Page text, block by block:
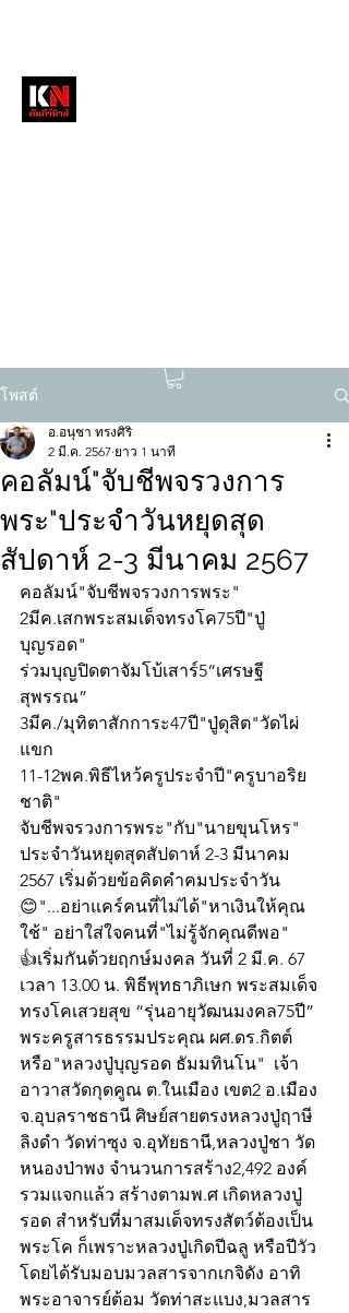
โพสต์
คอลัมน์"จับชีพจรวงการ
พระ"ประจำวันหยุดสุด
สัปดาห์ 2-3 มีนาคม 2567
อ.อนุชา ทรงศิริ
2 มี.ค. 2567 ยาว 1 นาที
คอลัมน์"จับชีพจรวงการพระ"
2มีค.เสกพระสมเด็จทรงโค75ปี"ปู่
บุญรอด"
ร่วมบุญปิดตาจัมโบ้เสาร์5“เศรษฐี
สุพรรณ”
3มีค./มุทิตาสักการะ47ปี"ปู่ดุสิต"วัดไผ่
แขก
11-12พค.พิธีไหว้ครูประจำปี"ครูบาอริย
ชาติ"
จับชีพจรวงการพระ"กับ"นายขุนโหร"
ประจำวันหยุดสุดสัปดาห์ 2-3 มีนาคม
2567 เริ่มด้วยข้อคิดคำคมประจำวัน
😊"...อย่าแคร์คนที่ไม่ได้"หาเงินให้คุณ
ใช้" อย่าใส่ใจคนที่"ไม่รู้จักคุณดีพอ"
👍เริ่มกันด้วยฤกษ์มงคล วันที่ 2 มี.ค. 67
เวลา 13.00 น. พิธีพุทธาภิเษก พระสมเด็จ
ทรงโคเสวยสุข “รุ่นอายุวัฒนมงคล75ปี”
พระครูสารธรรมประคุณ ผศ.ดร.กิตต์
หรือ"หลวงปู่บุญรอด ธัมมทินโน"  เจ้า
อาวาสวัดกุดคูณ ต.ในเมือง เขต2 อ.เมือง
จ.อุบลราชธานี ศิษย์สายตรงหลวงปู่ฤาษี
ลิงดำ วัดท่าซุง จ.อุทัยธานี,หลวงปู่ชา วัด
หนองป่าพง จำนวนการสร้าง2,492 องค์
รวมแจกแล้ว สร้างตามพ.ศ เกิดหลวงปู่
รอด สำหรับที่มาสมเด็จทรงสัตว์ต้องเป็น
พระโค ก็เพราะหลวงปู่เกิดปีฉลู หรือปีวัว
โดยได้รับมอบมวลสารจากเกจิดัง อาทิ
พระอาจารย์ต้อม วัดท่าสะแบง,มวลสาร